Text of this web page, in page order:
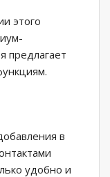
этого
предлагает
в
удобно и